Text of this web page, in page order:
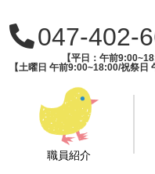
047-402-
【平日：午前
【土曜日 午前9:00~18:00/祝祭日
職員紹介